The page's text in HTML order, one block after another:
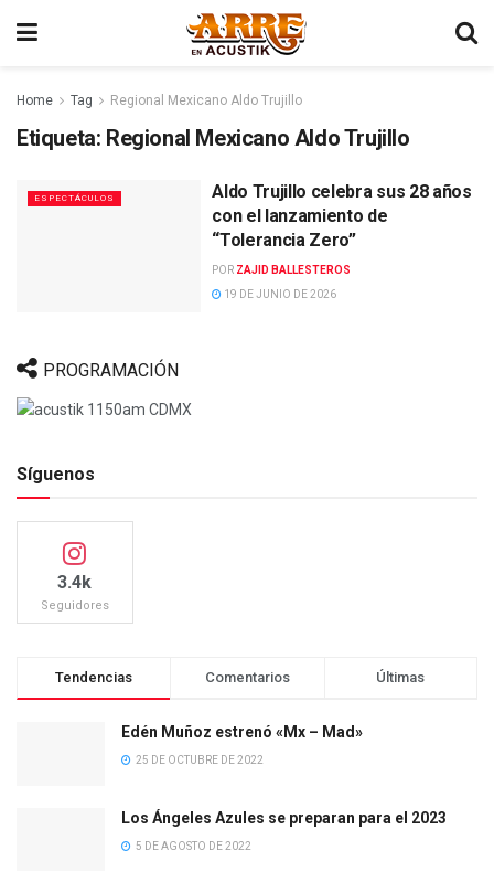
Home Tag Regional Mexicano Aldo Trujillo
Etiqueta: Regional Mexicano Aldo Trujillo
ESPECTÁCULOS
Aldo Trujillo celebra sus 28 años
con el lanzamiento de
“Tolerancia Zero”
POR ZAJID BALLESTEROS
19 DE JUNIO DE 2026
PROGRAMACIÓN
Síguenos
3.4k
Seguidores
Tendencias Comentarios Últimas
Edén Muñoz estrenó «Mx – Mad»
25 DE OCTUBRE DE 2022
Los Ángeles Azules se preparan para el 2023
5 DE AGOSTO DE 2022